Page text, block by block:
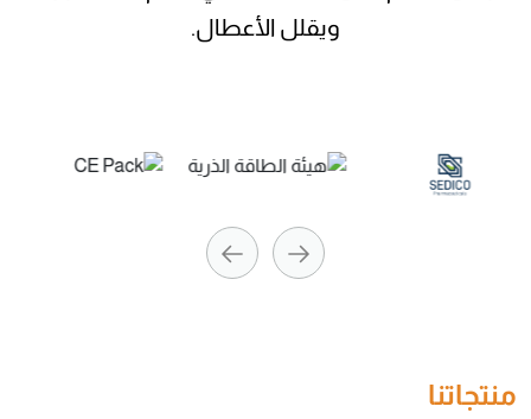
ويقلل الأعطال.
منتجاتنا